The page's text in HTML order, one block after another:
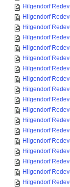
Hilgendorf
Hilgendorf
Hilgendorf
Hilgendorf
Hilgendorf
Hilgendorf
Hilgendorf
Hilgendorf
Hilgendorf
Hilgendorf
Hilgendorf
Hilgendorf
Hilgendorf
Hilgendorf
Hilgendorf
Hilgendorf
Hilgendorf
Hilgendorf